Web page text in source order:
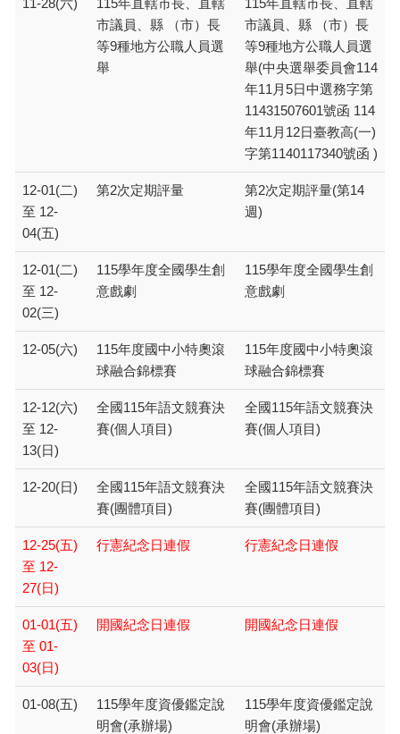
市議員、縣 （市）長
等9種地方公職人員選
舉
市議員、縣 （市）長
等9種地方公職人員選
舉(中央選舉委員會114
年11月5日中選務字第
11431507601號函 114
年11月12日臺教高(一)
字第1140117340號函 )
12-01(二)
至 12-
04(五)
第2次定期評量
第2次定期評量(第14
週)
12-01(二)
至 12-
02(三)
115學年度全國學生創
意戲劇
115學年度全國學生創
意戲劇
12-05(六)
115年度國中小特奧滾
球融合錦標賽
115年度國中小特奧滾
球融合錦標賽
12-12(六)
至 12-
13(日)
全國115年語文競賽決
賽(個人項目)
全國115年語文競賽決
賽(個人項目)
12-20(日)
全國115年語文競賽決
賽(團體項目)
全國115年語文競賽決
賽(團體項目)
12-25(五)
至 12-
27(日)
行憲紀念日連假 行憲紀念日連假
01-01(五)
至 01-
03(日)
開國紀念日連假 開國紀念日連假
01-08(五)
115學年度資優鑑定說
明會(承辦場)
115學年度資優鑑定說
明會(承辦場)